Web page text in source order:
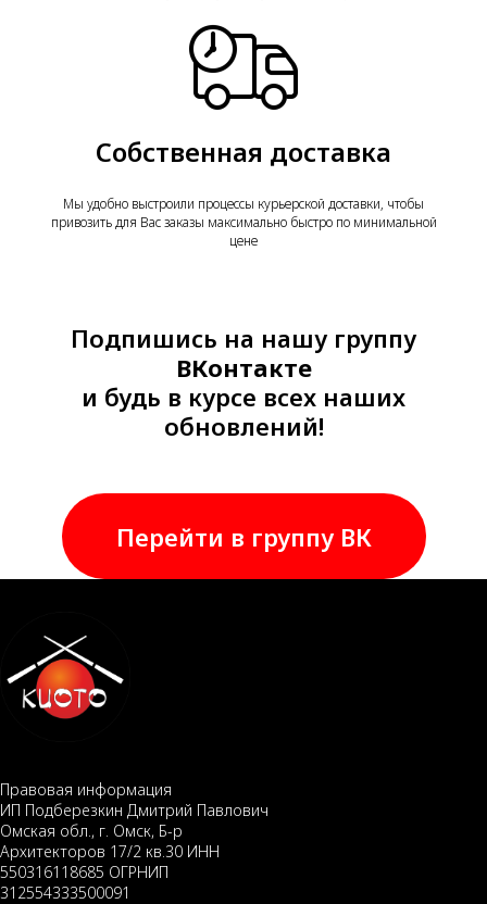
Собственная доставка
Мы удобно выстроили процессы курьерской доставки, чтобы
привозить для Вас заказы максимально быстро по минимальной
цене
Подпишись на нашу группу
ВКонтакте
и будь в курсе всех наших
обновлений!
Перейти в группу ВК
Правовая информация
ИП Подберезкин Дмитрий Павлович
Омская обл., г. Омск, Б-р
Архитекторов 17/2 кв.30 ИНН
550316118685 ОГРНИП
312554333500091